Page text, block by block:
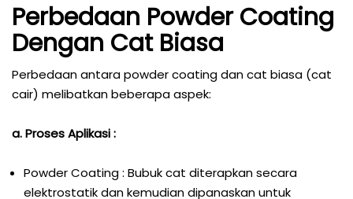
Perbedaan Powder Coating
Dengan Cat Biasa
Perbedaan antara powder coating dan cat biasa (cat
cair) melibatkan beberapa aspek:
a. Proses Aplikasi :
Powder Coating : Bubuk cat diterapkan secara
elektrostatik dan kemudian dipanaskan untuk